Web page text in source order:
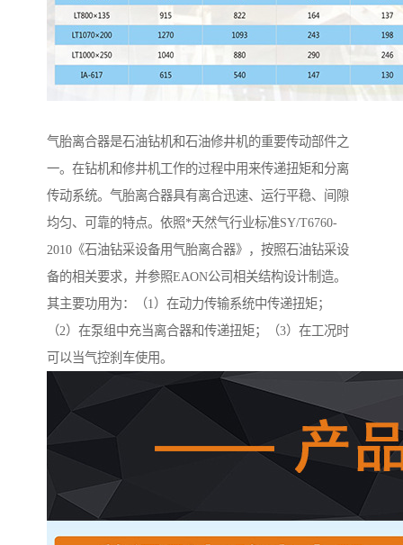
气胎离合器是石油钻机和石油修井机的重要传动部件之
一。在钻机和修井机工作的过程中用来传递扭矩和分离
传动系统。气胎离合器具有离合迅速、运行平稳、间隙
均匀、可靠的特点。依照*天然气行业标准SY/T6760-
2010《石油钻采设备用气胎离合器》，按照石油钻采设
备的相关要求，并参照EAON公司相关结构设计制造。
其主要功用为：（1）在动力传输系统中传递扭矩；
（2）在泵组中充当离合器和传递扭矩；（3）在工况时
可以当气控刹车使用。